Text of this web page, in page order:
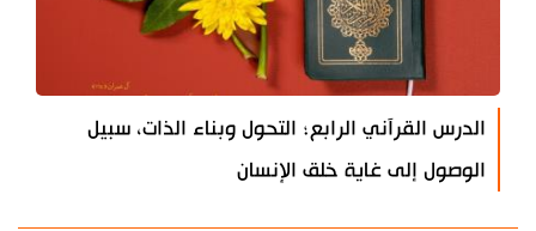
الدرس القرآني الرابع؛ التحول وبناء الذات، سبيل
الوصول إلى غاية خلق الإنسان